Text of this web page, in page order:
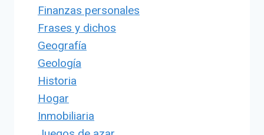
Finanzas personales
Frases y dichos
Geografía
Geología
Historia
Hogar
Inmobiliaria